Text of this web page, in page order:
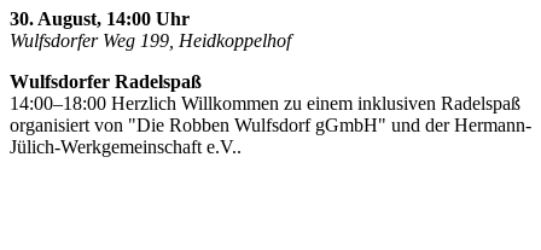
30. August, 14:00 Uhr
Wulfsdorfer Weg 199, Heidkoppelhof
Wulfsdorfer Radelspaß
14:00–18:00 Herzlich Willkommen zu einem inklusiven Radelspaß
organisiert von "Die Robben Wulfsdorf gGmbH" und der Hermann-
Jülich-Werkgemeinschaft e.V..